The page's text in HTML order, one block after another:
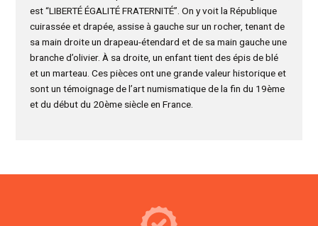
est “LIBERTÉ ÉGALITÉ FRATERNITÉ”. On y voit la République
cuirassée et drapée, assise à gauche sur un rocher, tenant de
sa main droite un drapeau-étendard et de sa main gauche une
branche d’olivier. À sa droite, un enfant tient des épis de blé
et un marteau. Ces pièces ont une grande valeur historique et
sont un témoignage de l’art numismatique de la fin du 19ème
et du début du 20ème siècle en France.